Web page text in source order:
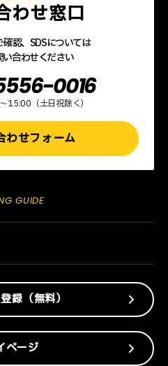
わせ窓口
認、SDSについては
い合わせください
0016
15:00（土日祝除く）
わせフォーム
GUIDE
録（無料）
ページ